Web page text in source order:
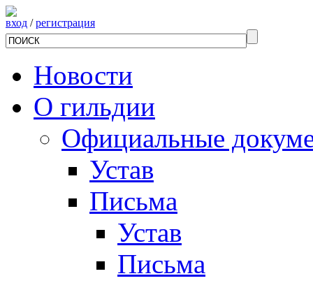
вход /регистрация
Новости
О гильдии
Официальные
Устав
Письма
Устав
Письма